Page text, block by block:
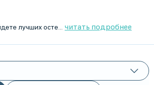
читать подробнее